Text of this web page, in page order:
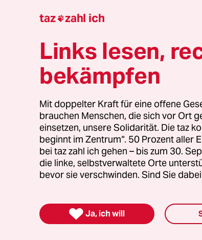
Trump warnte China via Twitter davor,
überziehen sich die beiden
Zöllen, was die globale Konjunktur
sich eine Annäherung angedeutet.
zusätzliche Importzölle auf chinesische
damit, auch Zölle auf alle übrigen
die bislang davon noch ausgenommen
taz zahl ich
Links lesen,
bekämpfen
Mit doppelter Kraft für eine offene
brauchen Menschen, die sich vor Ort
einsetzen, unsere Solidarität. Die taz
beginnt im Zentrum“. 50 Prozent aller
bei taz zahl ich gehen – bis zum 30.
die linke, selbstverwaltete Orte
bevor sie verschwinden. Sind Sie
 Ja, ich will